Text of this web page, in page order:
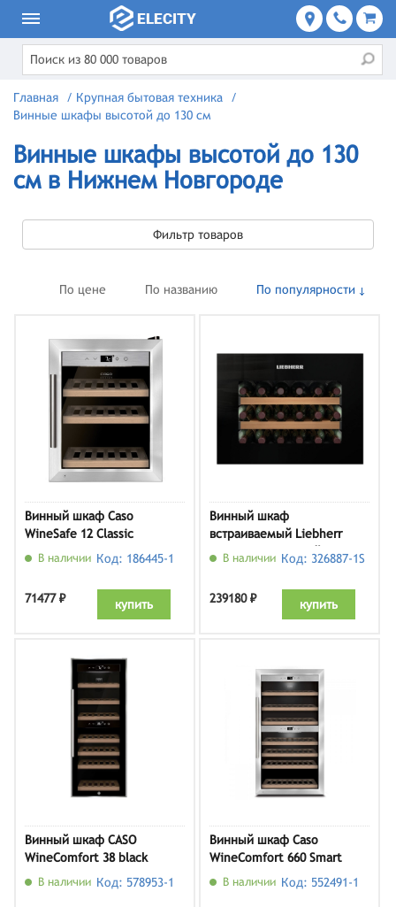
Главная / Крупная бытовая техника
/
Винные шкафы высотой до 130 см
Винные шкафы высотой до 130
см в Нижнем Новгороде
Фильтр товаров
По цене По названию По популярности
Винный шкаф Caso
WineSafe 12 Classic
В наличии Код: 186445-1
71477 ₽ купить
Винный шкаф
встраиваемый Liebherr
WKEgb 582, черный
В наличии Код: 326887-1S
239180 ₽ купить
Винный шкаф CASO
WineComfort 38 black
В наличии Код: 578953-1
Винный шкаф Caso
WineComfort 660 Smart
В наличии Код: 552491-1